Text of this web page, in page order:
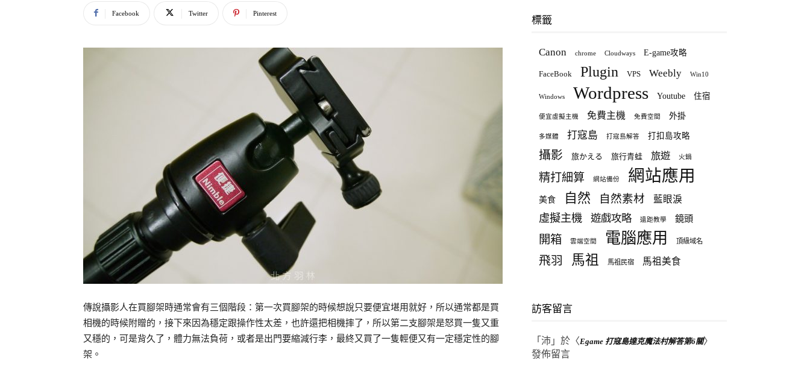
Facebook Twitter Pinterest
傳說攝影人在買腳架時通常會有三個階段：第一次買腳架的時候想說只要便宜堪用就好，所以通常都是買
相機的時候附贈的，接下來因為穩定跟操作性太差，也許還把相機摔了，所以第二支腳架是怒買一隻又重
又穩的，可是背久了，體力無法負荷，或者是出門要縮減行李，最終又買了一隻輕便又有一定穩定性的腳
架。
標籤
Canon chrome Cloudways E-game攻略
FaceBook Plugin VPS Weebly Win10
Windows Wordpress Youtube 住宿
便宜虛擬主機 免費主機 免費空間 外掛
多媒體 打寇島 打寇島解答 打扣島攻略
攝影 旅かえる 旅行青蛙 旅遊 火鍋
精打細算 網站備份 網站應用
美食 自然 自然素材 藍眼淚
虛擬主機 遊戲攻略 遠距教學 鏡頭
開箱 雲端空間 電腦應用 頂級域名
飛羽 馬祖 馬祖民宿 馬祖美食
訪客留言
「 沛 」於〈Egame 打寇島達克魔法村解答第6關〉
發佈留言